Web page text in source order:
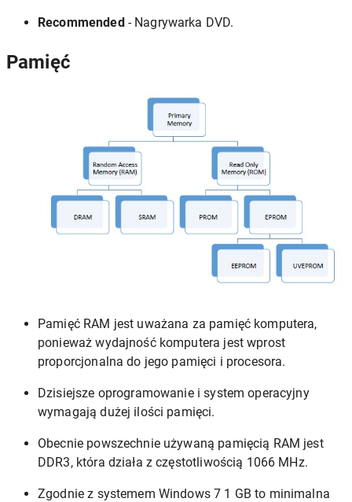
Recommended- Nagrywarka DVD.
Pamięć
Pamięć RAM jest uważana za pamięć komputera,
ponieważ wydajność komputera jest wprost
proporcjonalna do jego pamięci i procesora.
Dzisiejsze oprogramowanie i system operacyjny
wymagają dużej ilości pamięci.
Obecnie powszechnie używaną pamięcią RAM jest
DDR3, która działa z częstotliwością 1066 MHz.
Zgodnie z systemem Windows 7 1 GB to minimalna